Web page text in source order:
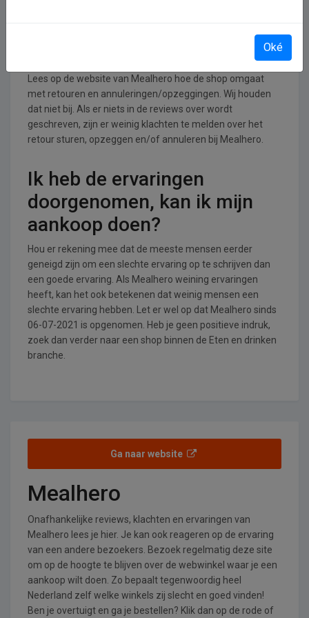
Lees op de website van Mealhero hoe de shop omgaat
met retouren en annuleringen/opzeggingen. Wij houden
dat niet bij. Als er niets in de reviews over wordt
geschreven, zijn er weinig klachten te melden over het
retour sturen, opzeggen en/of annuleren bij Mealhero.
Ik heb de ervaringen
doorgenomen, kan ik mijn
aankoop doen?
Hou er rekening mee dat de meeste mensen eerder
geneigd zijn om een slechte ervaring op te schrijven dan
een goede ervaring. Als Mealhero weining ervaringen
heeft, kan het ook betekenen dat weinig mensen een
slechte ervaring hebben. Let er wel op dat Mealhero sinds
06-07-2021 is opgenomen. Heb je geen positieve indruk,
zoek dan verder naar een shop binnen de Eten en drinken
branche.
Ga naar website
Mealhero
Onafhankelijke reviews, klachten en ervaringen van
Mealhero lees je hier. Je kan ook reageren op de ervaring
van een andere bezoekers. Bezoek regelmatig deze site
om op de hoogte te blijven over de webwinkel waar je een
aankoop wilt doen. Zo bepaalt tegenwoordig heel
Nederland zelf welke winkels zij slecht en goed vinden!
Ben je overtuigt en ga je bestellen? Klik dan op de rode of
Oké